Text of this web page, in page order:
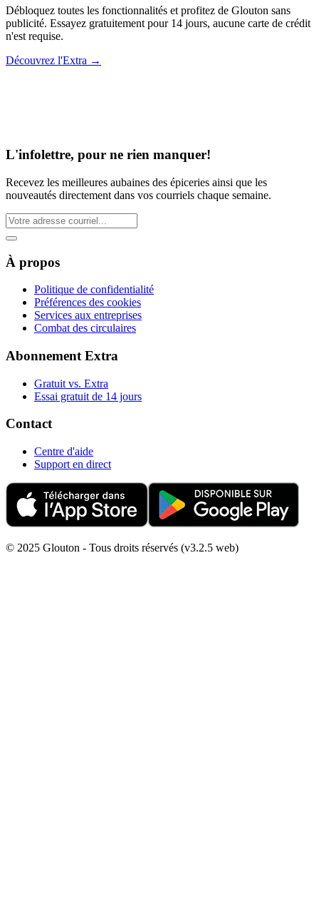
Débloquez toutes les fonctionnalités et profitez de Glouton sans
publicité. Essayez gratuitement pour 14 jours, aucune carte de crédit
n'est requise.
Découvrez l'Extra →
L'infolettre, pour ne rien manquer!
Recevez les meilleures aubaines des épiceries ainsi que les
nouveautés directement dans vos courriels chaque semaine.
À propos
Politique de confidentialité
Préférences des cookies
Services aux entreprises
Combat des circulaires
Abonnement Extra
Gratuit vs. Extra
Essai gratuit de 14 jours
Contact
Centre d'aide
Support en direct
© 2025 Glouton - Tous droits réservés (v3.2.5 web)